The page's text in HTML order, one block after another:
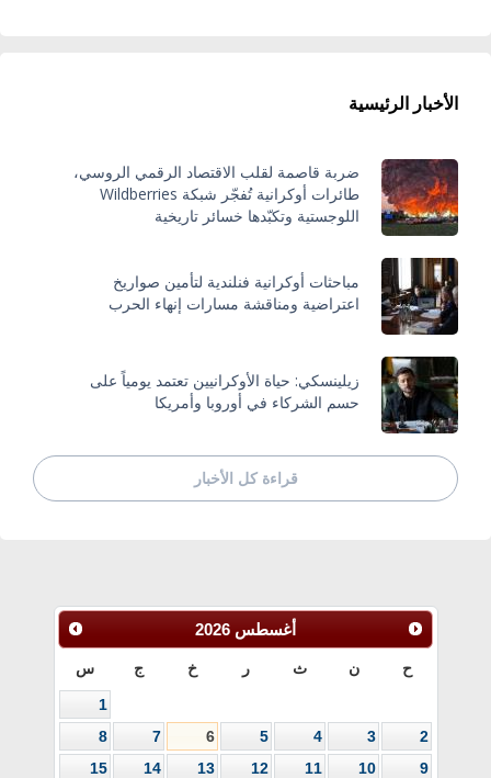
الأخبار الرئيسية
ضربة قاصمة لقلب الاقتصاد الرقمي الروسي،
طائرات أوكرانية تُفجّر شبكة Wildberries
اللوجستية وتكبّدها خسائر تاريخية
مباحثات أوكرانية فنلندية لتأمين صواريخ
اعتراضية ومناقشة مسارات إنهاء الحرب
زيلينسكي: حياة الأوكرانيين تعتمد يومياً على
حسم الشركاء في أوروبا وأمريكا
قراءة كل الأخبار
أغسطس 2026
ح ن ث ر خ ج س
1
2
3
4
5
6
7
8
9
10
11
12
13
14
15